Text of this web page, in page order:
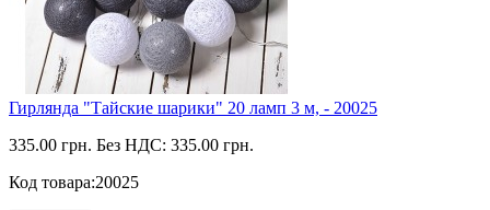
Гирлянда "Тайские шарики" 20 ламп 3 м, - 20025
335.00 грн. Без НДС: 335.00 грн.
Код товара:20025